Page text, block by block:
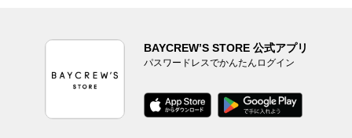
BAYCREW’S STORE 公式アプリ
パスワードレスでかんたんログイン